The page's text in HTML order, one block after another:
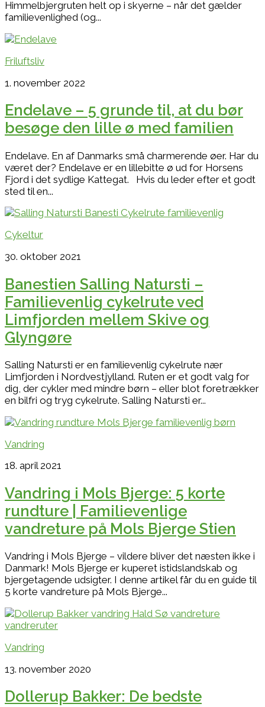
Himmelbjergruten helt op i skyerne – når det gælder
familievenlighed (og...
Friluftsliv
1. november 2022
Endelave – 5 grunde til, at du bør
besøge den lille ø med familien
Endelave. En af Danmarks små charmerende øer. Har du
været der? Endelave er en lillebitte ø ud for Horsens
Fjord i det sydlige Kattegat. Hvis du leder efter et godt
sted til en...
Cykeltur
30. oktober 2021
Banestien Salling Natursti –
Familievenlig cykelrute ved
Limfjorden mellem Skive og
Glyngøre
Salling Natursti er en familievenlig cykelrute nær
Limfjorden i Nordvestjylland. Ruten er et godt valg for
dig, der cykler med mindre børn – eller blot foretrækker
en bilfri og tryg cykelrute. Salling Natursti er...
Vandring
18. april 2021
Vandring i Mols Bjerge: 5 korte
rundture | Familievenlige
vandreture på Mols Bjerge Stien
Vandring i Mols Bjerge – vildere bliver det næsten ikke i
Danmark! Mols Bjerge er kuperet istidslandskab og
bjergetagende udsigter. I denne artikel får du en guide til
5 korte vandreture på Mols Bjerge...
Vandring
13. november 2020
Dollerup Bakker: De bedste